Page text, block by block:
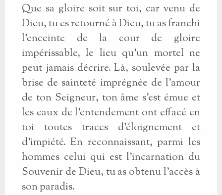
Que sa gloire soit sur toi, car venu de
Dieu, tu es retourné à Dieu, tu as franchi
l'enceinte de la cour de gloire
impérissable, le lieu qu'un mortel ne
peut jamais décrire. Là, soulevée par la
brise de sainteté imprégnée de l'amour
de ton Seigneur, ton âme s'est émue et
les eaux de l'entendement ont effacé en
toi toutes traces d'éloignement et
d'impiété. En reconnaissant, parmi les
hommes celui qui est l'incarnation du
Souvenir de Dieu, tu as obtenu l'accès à
son paradis.